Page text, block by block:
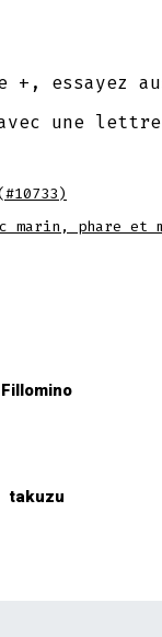
+, essayez
une
marin, phare et
Fillomino
takuzu